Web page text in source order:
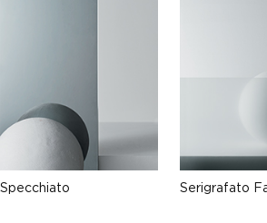
Specchiato Serigrafato